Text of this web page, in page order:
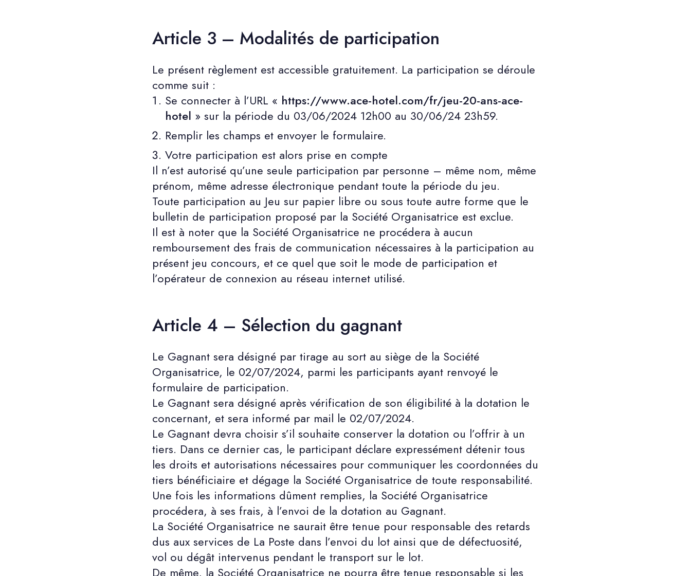
Article 3 – Modalités de participation
Le présent règlement est accessible gratuitement. La participation se déroule
comme suit :
Se connecter à l’URL « https://www.ace-hotel.com/fr/jeu-20-ans-ace-
hotel » sur la période du 03/06/2024 12h00 au 30/06/24 23h59.
Remplir les champs et envoyer le formulaire.
Votre participation est alors prise en compte
Il n’est autorisé qu’une seule participation par personne – même nom, même
prénom, même adresse électronique pendant toute la période du jeu.
Toute participation au Jeu sur papier libre ou sous toute autre forme que le
bulletin de participation proposé par la Société Organisatrice est exclue.
Il est à noter que la Société Organisatrice ne procédera à aucun
remboursement des frais de communication nécessaires à la participation au
présent jeu concours, et ce quel que soit le mode de participation et
l’opérateur de connexion au réseau internet utilisé.
Article 4 – Sélection du gagnant
Le Gagnant sera désigné par tirage au sort au siège de la Société
Organisatrice, le 02/07/2024, parmi les participants ayant renvoyé le
formulaire de participation.
Le Gagnant sera désigné après vérification de son éligibilité à la dotation le
concernant, et sera informé par mail le 02/07/2024.
Le Gagnant devra choisir s’il souhaite conserver la dotation ou l’offrir à un
tiers. Dans ce dernier cas, le participant déclare expressément détenir tous
les droits et autorisations nécessaires pour communiquer les coordonnées du
tiers bénéficiaire et dégage la Société Organisatrice de toute responsabilité.
Une fois les informations dûment remplies, la Société Organisatrice
procédera, à ses frais, à l’envoi de la dotation au Gagnant.
La Société Organisatrice ne saurait être tenue pour responsable des retards
dus aux services de La Poste dans l’envoi du lot ainsi que de défectuosité,
vol ou dégât intervenus pendant le transport sur le lot.
De même, la Société Organisatrice ne pourra être tenue responsable si les